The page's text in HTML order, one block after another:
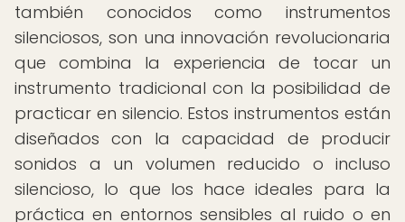
también conocidos como instrumentos
silenciosos, son una innovación revolucionaria
que combina la experiencia de tocar un
instrumento tradicional con la posibilidad de
practicar en silencio. Estos instrumentos están
diseñados con la capacidad de producir
sonidos a un volumen reducido o incluso
silencioso, lo que los hace ideales para la
práctica en entornos sensibles al ruido o en